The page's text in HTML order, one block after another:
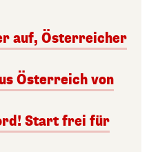
auf, Österreicher
Österreich von
Start frei für